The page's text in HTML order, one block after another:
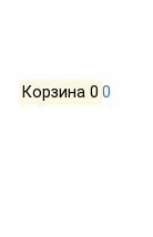
Корзина 0 0